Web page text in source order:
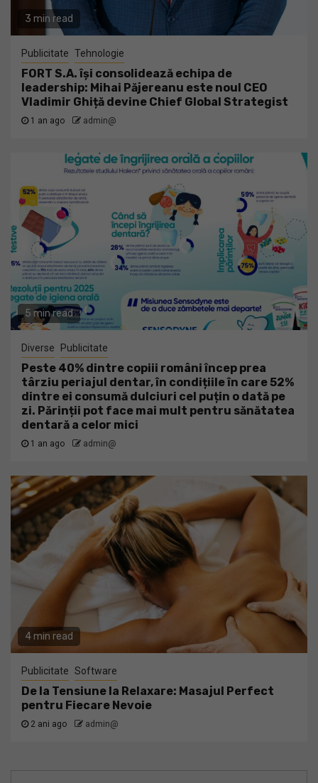
3 min read
Publicitate Tehnologie
FORT S.A. își consolidează echipa de
leadership: Mihai Păjereanu este noul CEO
Vladimir Ghiță devine Chief Global Strategist
1 an ago admin@
5 min read
Diverse Publicitate
Peste 40% dintre copiii români încep prea
târziu periajul dentar, în condițiile în care 52%
dintre ei consumă dulciuri cel puțin o dată pe
zi. Părinții pot face mai mult pentru sănătatea
dentară a celor mici
1 an ago admin@
4 min read
Publicitate Software
De la Tensiune la Relaxare: Masajul Perfect
pentru Fiecare Nevoie
2 ani ago admin@